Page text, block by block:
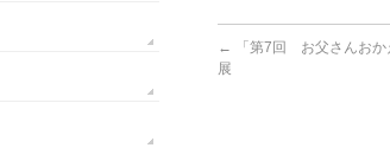
←
「第7回 お父さんおか
展